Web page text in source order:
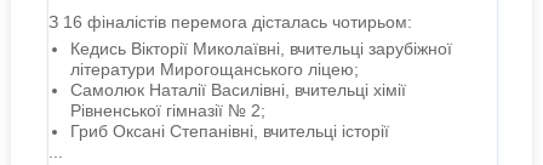
З 16 фіналістів перемога дісталась чотирьом:
Кедись Вікторії Миколаївні, вчительці зарубіжної
літератури Мирогощанського ліцею;
Самолюк Наталії Василівні, вчительці хімії
Рівненської гімназії № 2;
Гриб Оксані Степанівні, вчительці історії